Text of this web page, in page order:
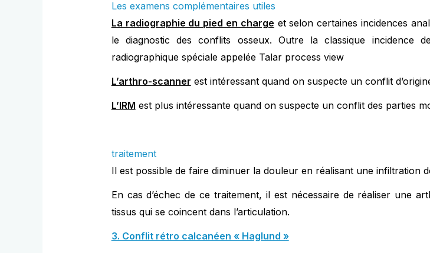
Les examens complémentaires utiles
La radiographie du pied en charge et selon certaines incidences
le diagnostic des conflits osseux. Outre la classique
radiographique spéciale appelée Talar process view
L’arthro-scanner est intéressant quand on suspecte un conflit
L’IRM est plus intéressante quand on suspecte un conflit des parties
traitement
Il est possible de faire diminuer la douleur en réalisant une infiltration
En cas d’échec de ce traitement, il est nécessaire de réaliser une
tissus qui se coincent dans l’articulation.
3. Conflit rétro calcanéen « Haglund »